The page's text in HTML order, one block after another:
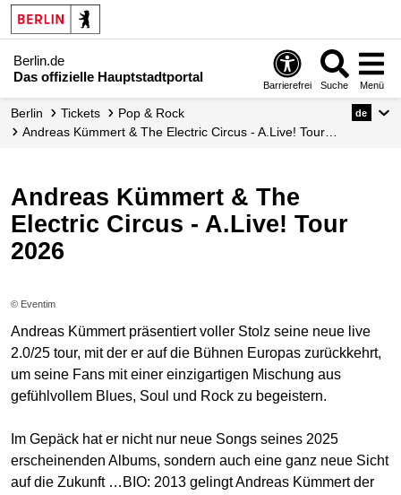
Berlin.de
Das offizielle Hauptstadtportal
Barrierefrei Suche Menü
Berlin Tickets
Pop & Rock
Andreas Kümmert & The Electric Circus - A.Live! Tour…
de
Andreas Kümmert & The
Electric Circus - A.Live! Tour
2026
© Eventim
Andreas Kümmert präsentiert voller Stolz seine neue live
2.0/25 tour, mit der er auf die Bühnen Europas zurückkehrt,
um seine Fans mit einer einzigartigen Mischung aus
gefühlvollem Blues, Soul und Rock zu begeistern.
Im Gepäck hat er nicht nur neue Songs seines 2025
erscheinenden Albums, sondern auch eine ganz neue Sicht
auf die Zukunft …BIO: 2013 gelingt Andreas Kümmert der